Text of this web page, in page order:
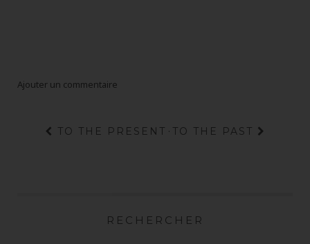
Ajouter un commentaire
TO THE PRESENT · TO THE PAST
RECHERCHER